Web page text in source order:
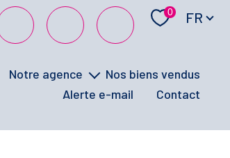
0 FR
notre agence
la signature électronique
nos biens vendus
alerte e-mail
contact